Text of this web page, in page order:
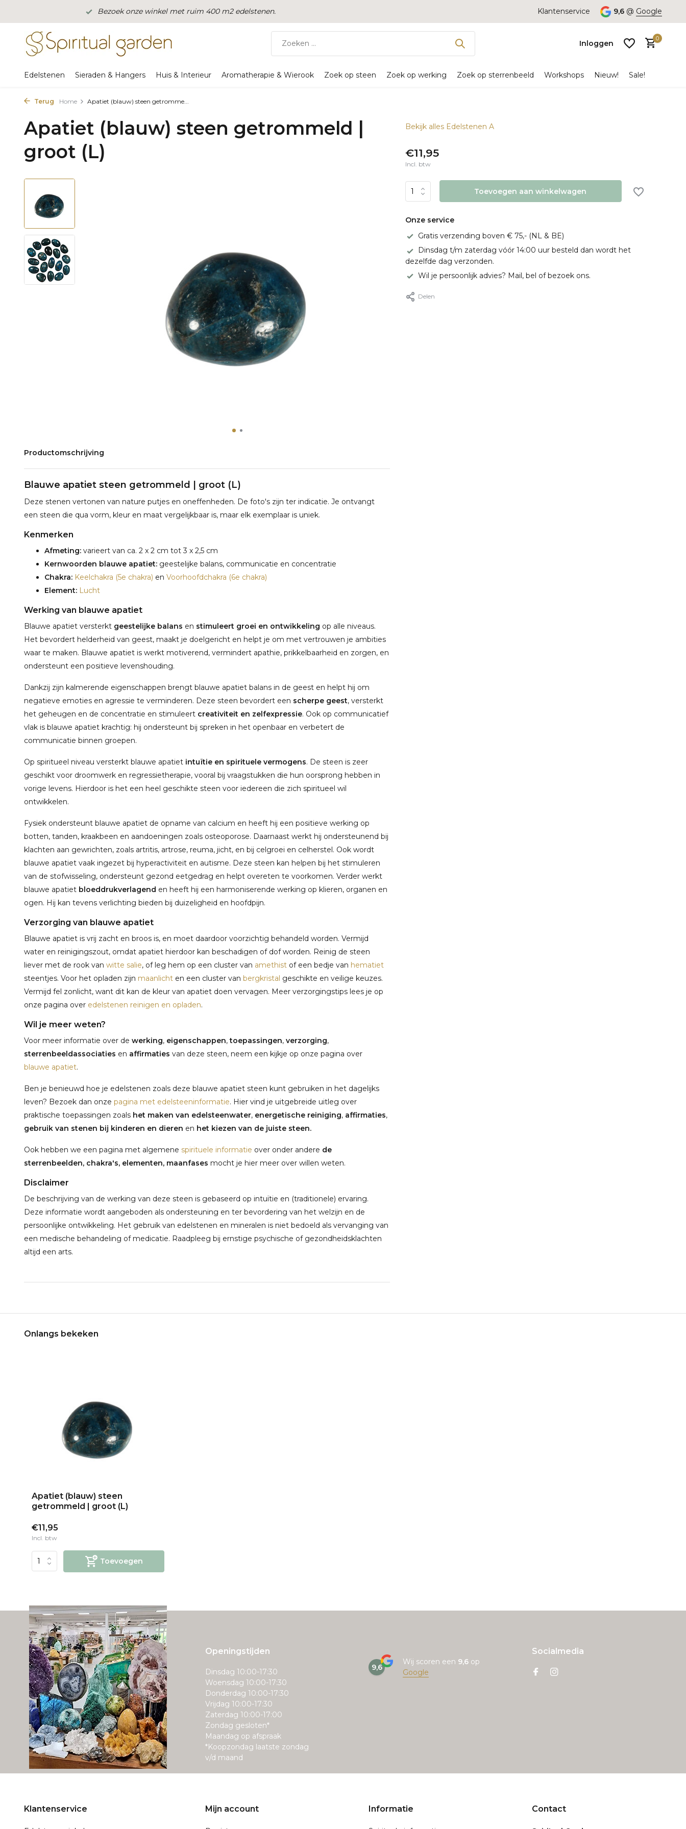
Bezoek onze winkel met ruim 400 m2 edelstenen. Klantenservice 9,6 @ Google
Inloggen
0
Edelstenen Sieraden & Hangers Huis & Interieur Aromatherapie & Wierook Zoek op steen Zoek op werking Zoek op sterrenbeeld Workshops Nieuw! Sale!
Terug Home Apatiet (blauw) steen getromme...
Apatiet (blauw) steen getrommeld |
groot (L)
Productomschrijving
Blauwe apatiet steen getrommeld | groot (L)
Deze stenen vertonen van nature putjes en oneffenheden. De foto's zijn ter indicatie. Je ontvangt
een steen die qua vorm, kleur en maat vergelijkbaar is, maar elk exemplaar is uniek.
Kenmerken
Afmeting: varieert van ca. 2 x 2 cm tot 3 x 2,5 cm
Kernwoorden blauwe apatiet: geestelijke balans, communicatie en concentratie
Chakra: Keelchakra (5e chakra) en Voorhoofdchakra (6e chakra)
Element: Lucht
Werking van blauwe apatiet
Blauwe apatiet versterkt geestelijke balans en stimuleert groei en ontwikkeling op alle niveaus.
Het bevordert helderheid van geest, maakt je doelgericht en helpt je om met vertrouwen je ambities
waar te maken. Blauwe apatiet is werkt motiverend, vermindert apathie, prikkelbaarheid en zorgen, en
ondersteunt een positieve levenshouding.
Dankzij zijn kalmerende eigenschappen brengt blauwe apatiet balans in de geest en helpt hij om
negatieve emoties en agressie te verminderen. Deze steen bevordert een scherpe geest, versterkt
het geheugen en de concentratie en stimuleert creativiteit en zelfexpressie. Ook op communicatief
vlak is blauwe apatiet krachtig: hij ondersteunt bij spreken in het openbaar en verbetert de
communicatie binnen groepen.
Op spiritueel niveau versterkt blauwe apatiet intuïtie en spirituele vermogens. De steen is zeer
geschikt voor droomwerk en regressietherapie, vooral bij vraagstukken die hun oorsprong hebben in
vorige levens. Hierdoor is het een heel geschikte steen voor iedereen die zich spiritueel wil
ontwikkelen.
Fysiek ondersteunt blauwe apatiet de opname van calcium en heeft hij een positieve werking op
botten, tanden, kraakbeen en aandoeningen zoals osteoporose. Daarnaast werkt hij ondersteunend bij
klachten aan gewrichten, zoals artritis, artrose, reuma, jicht, en bij celgroei en celherstel. Ook wordt
blauwe apatiet vaak ingezet bij hyperactiviteit en autisme. Deze steen kan helpen bij het stimuleren
van de stofwisseling, ondersteunt gezond eetgedrag en helpt overeten te voorkomen. Verder werkt
blauwe apatiet bloeddrukverlagend en heeft hij een harmoniserende werking op klieren, organen en
ogen. Hij kan tevens verlichting bieden bij duizeligheid en hoofdpijn.
Verzorging van blauwe apatiet
Blauwe apatiet is vrij zacht en broos is, en moet daardoor voorzichtig behandeld worden. Vermijd
water en reinigingszout, omdat apatiet hierdoor kan beschadigen of dof worden. Reinig de steen
liever met de rook van witte salie, of leg hem op een cluster van amethist of een bedje van hematiet
steentjes. Voor het opladen zijn maanlicht en een cluster van bergkristal geschikte en veilige keuzes.
Vermijd fel zonlicht, want dit kan de kleur van apatiet doen vervagen. Meer verzorgingstips lees je op
onze pagina over edelstenen reinigen en opladen.
Wil je meer weten?
Voor meer informatie over de werking, eigenschappen,toepassingen, verzorging,
sterrenbeeldassociaties en affirmaties van deze steen, neem een kijkje op onze pagina over
blauwe apatiet.
Ben je benieuwd hoe je edelstenen zoals deze blauwe apatiet steen kunt gebruiken in het dagelijks
leven? Bezoek dan onze pagina met edelsteeninformatie. Hier vind je uitgebreide uitleg over
praktische toepassingen zoals het maken van edelsteenwater, energetische reiniging, affirmaties,
gebruik van stenen bij kinderen en dieren en het kiezen van de juiste steen.
Ook hebben we een pagina met algemene spirituele informatie over onder andere de
sterrenbeelden, chakra's, elementen, maanfases mocht je hier meer over willen weten.
Disclaimer
De beschrijving van de werking van deze steen is gebaseerd op intuïtie en (traditionele) ervaring.
Deze informatie wordt aangeboden als ondersteuning en ter bevordering van het welzijn en de
persoonlijke ontwikkeling. Het gebruik van edelstenen en mineralen is niet bedoeld als vervanging van
een medische behandeling of medicatie. Raadpleeg bij ernstige psychische of gezondheidsklachten
altijd een arts.
Bekijk alles Edelstenen A
€11,95
Incl. btw
Toevoegen aan winkelwagen
Onze service
Gratis verzending boven € 75,- (NL & BE)
Dinsdag t/m zaterdag vóór 14:00 uur besteld dan wordt het
dezelfde dag verzonden.
Wil je persoonlijk advies? Mail, bel of bezoek ons.
Delen
Onlangs bekeken
Apatiet (blauw) steen
getrommeld | groot (L)
€11,95
Incl. btw
Toevoegen
Openingstijden
Dinsdag 10:00-17:30
Woensdag 10:00-17:30
Donderdag 10:00-17:30
Vrijdag 10:00-17:30
Zaterdag 10:00-17:00
Zondag gesloten*
Maandag op afspraak
*Koopzondag laatste zondag
v/d maand
9,6
Wij scoren een 9,6 op
Google
Socialmedia
Klantenservice Mijn account Informatie Contact